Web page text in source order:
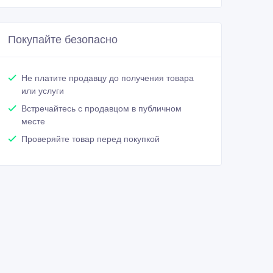
Покупайте безопасно
Не платите продавцу до получения товара
или услуги
Встречайтесь с продавцом в публичном
месте
Проверяйте товар перед покупкой